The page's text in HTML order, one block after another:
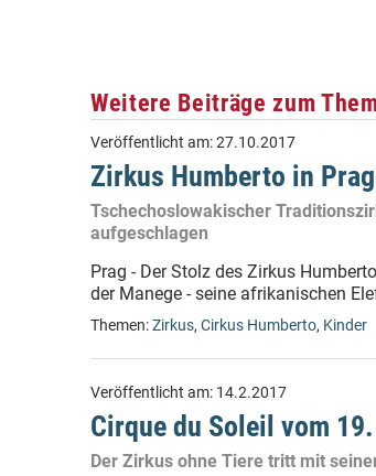
Weitere Beiträge zum
Veröffentlicht am:27.10.2017
Zirkus Humberto in
Tschechoslowakischer
aufgeschlagen
Prag - Der Stolz des Zirkus
der Manege - seine afrikanischen
Themen:Zirkus, Cirkus Humberto, Kinder
Veröffentlicht am: 14.2.2017
Cirque du Soleil vom
Der Zirkus ohne Tiere tritt mit